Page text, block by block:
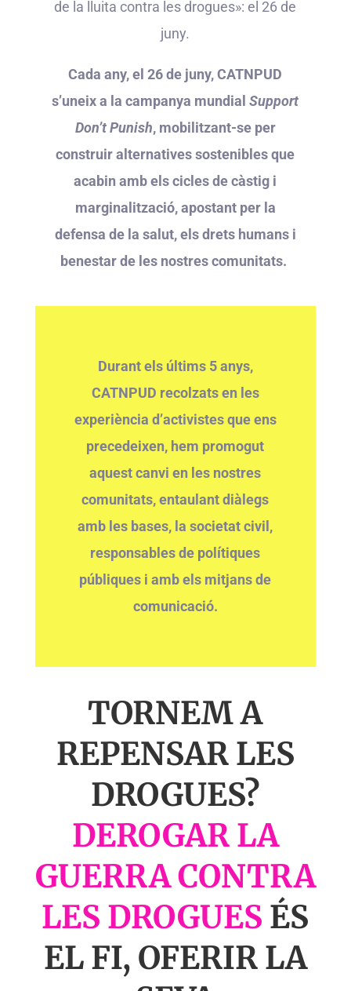
de la lluita contra les drogues»: el 26 de
juny.
Cada any, el 26 de juny, CATNPUD
s’uneix a la campanya mundialSupport
Don’t Punish, mobilitzant-se per
construir alternatives sostenibles que
acabin amb els cicles de càstig i
marginalització, apostant per la
defensa de la salut, els drets humans i
benestar de les nostres comunitats.
Durant els últims 5 anys,
CATNPUD recolzats en les
experiència d’activistes que ens
precedeixen, hem promogut
aquest canvi en les nostres
comunitats, entaulant diàlegs
amb les bases, la societat civil,
responsables de polítiques
públiques i amb els mitjans de
comunicació.
TORNEM A
REPENSAR LES
DROGUES?
DEROGAR LA
GUERRA CONTRA
LES DROGUES ÉS
EL FI, OFERIR LA